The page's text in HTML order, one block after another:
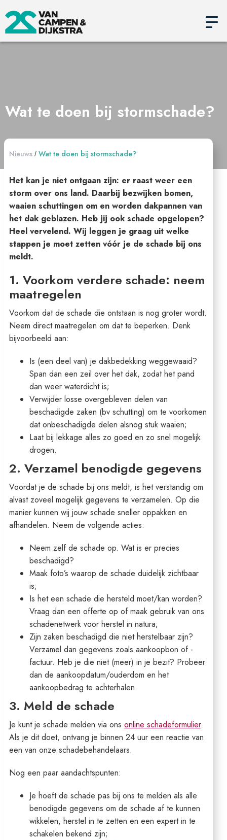
Wat te doen bij stormschade?
Nieuws / Wat te doen bij stormschade?
Het kan je niet ontgaan zijn: er raast weer een
storm over ons land. Daarbij bezwijken bomen,
waaien schuttingen om en worden dakpannen van
het dak geblazen. Heb jij ook schade opgelopen?
Heel vervelend. Wij leggen je graag uit welke
stappen je moet zetten vóór je de schade bij ons
meldt.
1. Voorkom verdere schade: neem
maatregelen
Voorkom dat de schade die ontstaan is nog groter wordt.
Neem direct maatregelen om dat te beperken. Denk
bijvoorbeeld aan:
Is (een deel van) je dakbedekking weggewaaid?
Span dan een zeil over het dak, zodat het pand
dan weer waterdicht is;
Verwijder losse overgebleven delen van
beschadigde zaken (bv schutting) om te voorkomen
dat onbeschadigde delen alsnog stuk waaien;
Laat bij lekkage alles zo goed en zo snel mogelijk
drogen.
2. Verzamel benodigde gegevens
Voordat je de schade bij ons meldt, is het verstandig om
alvast zoveel mogelijk gegevens te verzamelen. Op die
manier kunnen wij jouw schade sneller oppakken en
afhandelen. Neem de volgende acties:
Neem zelf de schade op. Wat is er precies
beschadigd?
Maak foto’s waarop de schade duidelijk zichtbaar
is;
Is het een schade die hersteld moet/kan worden?
Vraag dan een offerte op of maak gebruik van ons
schadenetwerk voor herstel in natura;
Zijn zaken beschadigd die niet herstelbaar zijn?
Verzamel dan gegevens zoals aankoopbon of -
factuur. Heb je die niet (meer) in je bezit? Probeer
dan de aankoopdatum/ouderdom en het
aankoopbedrag te achterhalen.
3. Meld de schade
Je kunt je schade melden via ons online schadeformulier.
Als je dit doet, ontvang je binnen 24 uur een reactie van
een van onze schadebehandelaars.
Nog een paar aandachtspunten:
Je hoeft de schade pas bij ons te melden als alle
benodigde gegevens om de schade af te kunnen
wikkelen, herstel in te zetten en een expert in te
schakelen bekend zijn;